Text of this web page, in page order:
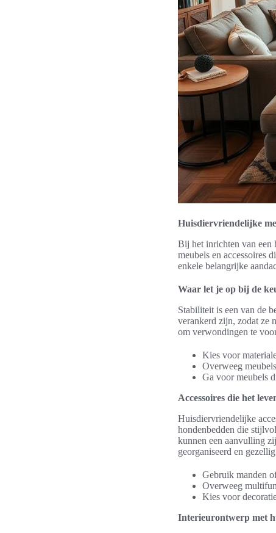
Huisdiervriendelijke
Bij het inrichten van een
meubels en accessoires
enkele belangrijke
Waar let je op bij de
Stabiliteit is een van de
verankerd zijn, zodat ze
om verwondingen te
Kies voor
Overweeg
Ga voor meubels
Accessoires die het
Huisdiervriendelijke
hondenbedden die
kunnen een aanvulling
georganiseerd en
Gebruik manden
Overweeg
Kies voor
Interieurontwerp met